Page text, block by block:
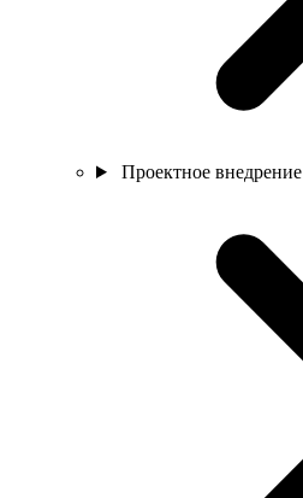
Проектное внедрение